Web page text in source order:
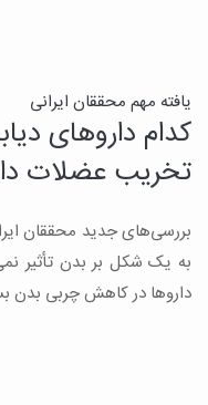
یافته مهم محققان ایرانی
کدام داروهای
تخریب عضلات
بررسی‌های جدید محققان
به یک شکل بر بدن تأثیر
داروها در کاهش چربی بدن